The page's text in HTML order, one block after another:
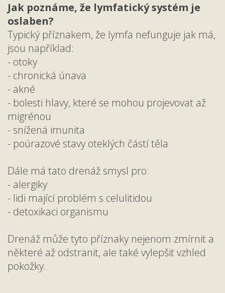
Jak poznáme, že lymfatický systém je
oslaben?
Typický příznakem, že lymfa nefunguje jak má,
jsou například:
- otoky
- chronická únava
- akné
- bolesti hlavy, které se mohou projevovat až
migrénou
- snížená imunita
- poúrazové stavy oteklých částí těla
Dále má tato drenáž smysl pro:
- alergiky
- lidi mající problém s celulitidou
- detoxikaci organismu
Drenáž může tyto příznaky nejenom zmírnit a
některé až odstranit, ale také vylepšit vzhled
pokožky.